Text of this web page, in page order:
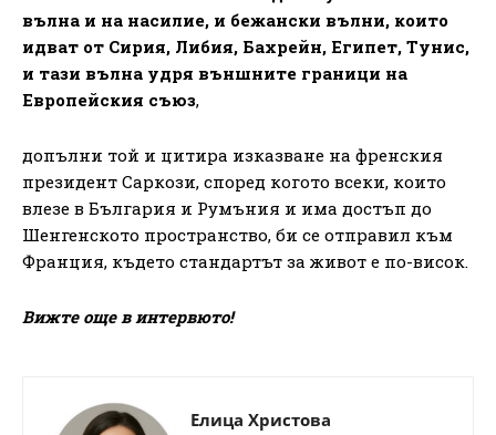
вълна и на насилие, и бежански вълни, които
идват от Сирия, Либия, Бахрейн, Египет, Тунис,
и тази вълна удря външните граници на
Европейския съюз,
допълни той и цитира изказване на френския
президент Саркози, според когото всеки, които
влезе в България и Румъния и има достъп до
Шенгенското пространство, би се отправил към
Франция, където стандартът за живот е по-висок.
Вижте още в интервюто!
Елица Христова